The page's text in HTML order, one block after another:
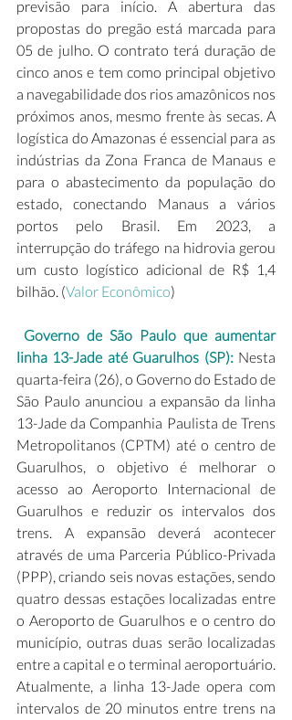
previsão para início. A abertura das
propostas do pregão está marcada para
05 de julho. O contrato terá duração de
cinco anos e tem como principal objetivo
a navegabilidade dos rios amazônicos nos
próximos anos, mesmo frente às secas. A
logística do Amazonas é essencial para as
indústrias da Zona Franca de Manaus e
para o abastecimento da população do
estado, conectando Manaus a vários
portos pelo Brasil. Em 2023, a
interrupção do tráfego na hidrovia gerou
um custo logístico adicional de R$ 1,4
bilhão. (Valor Econômico)
Governo de São Paulo que aumentar
linha 13-Jade até Guarulhos (SP): Nesta
quarta-feira (26), o Governo do Estado de
São Paulo anunciou a expansão da linha
13-Jade da Companhia Paulista de Trens
Metropolitanos (CPTM) até o centro de
Guarulhos, o objetivo é melhorar o
acesso ao Aeroporto Internacional de
Guarulhos e reduzir os intervalos dos
trens. A expansão deverá acontecer
através de uma Parceria Público-Privada
(PPP), criando seis novas estações, sendo
quatro dessas estações localizadas entre
o Aeroporto de Guarulhos e o centro do
município, outras duas serão localizadas
entre a capital e o terminal aeroportuário.
Atualmente, a linha 13-Jade opera com
intervalos de 20 minutos entre trens na